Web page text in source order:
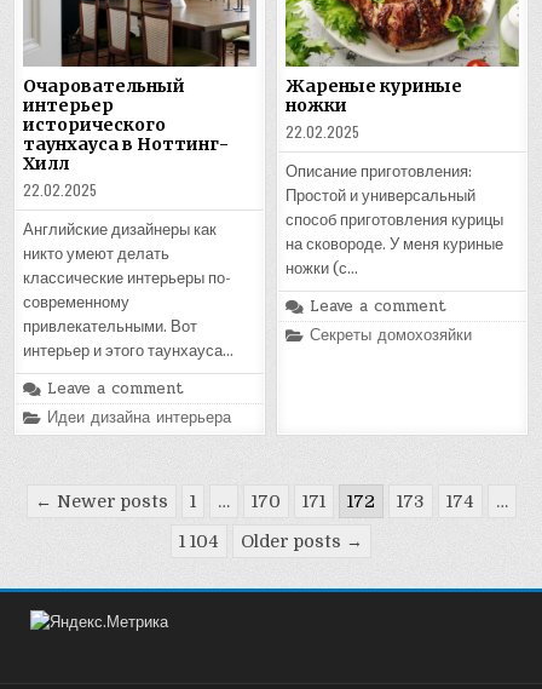
Очаровательный
интерьер
исторического
таунхауса в Ноттинг-
Хилл
22.02.2025
Английские дизайнеры как
никто умеют делать
классические интерьеры по-
современному
привлекательными. Вот
интерьер и этого таунхауса…
Leave a comment
Posted
in
Идеи дизайна интерьера
Жареные куриные
ножки
22.02.2025
Описание приготовления:
Простой и универсальный
способ приготовления курицы
на сковороде. У меня куриные
ножки (с…
Leave a comment
Posted
Секреты домохозяйки
Пагинация
← Newer posts 1 … 170 171 172 173 174 …
1 104 Older posts →